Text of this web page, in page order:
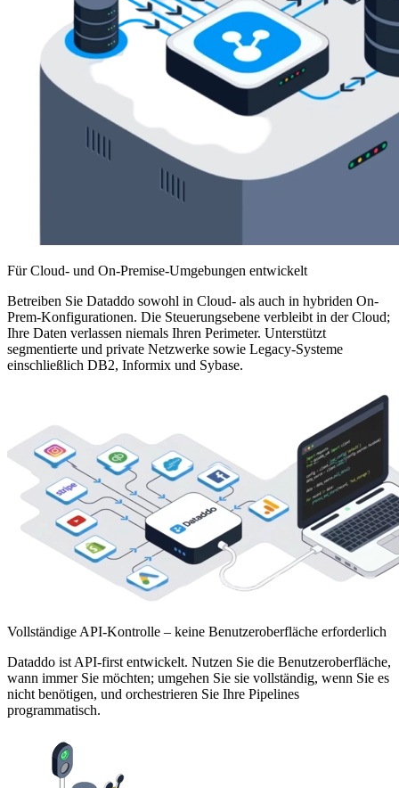
Für Cloud- und On-Premise-Umgebungen entwickelt
Betreiben Sie Dataddo sowohl in Cloud- als auch in hybriden On-
Prem-Konfigurationen. Die Steuerungsebene verbleibt in der Cloud;
Ihre Daten verlassen niemals Ihren Perimeter. Unterstützt
segmentierte und private Netzwerke sowie Legacy-Systeme
einschließlich DB2, Informix und Sybase.
Vollständige API-Kontrolle – keine Benutzeroberfläche erforderlich
Dataddo ist API-first entwickelt. Nutzen Sie die Benutzeroberfläche,
wann immer Sie möchten; umgehen Sie sie vollständig, wenn Sie es
nicht benötigen, und orchestrieren Sie Ihre Pipelines
programmatisch.